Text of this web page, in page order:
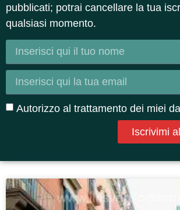
pubblicati; potrai cancellare la tua
qualsiasi momento.
Autorizzo al trattamento dei miei
Iscrivimi